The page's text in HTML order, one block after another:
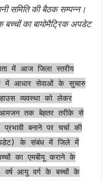
समिति की बैठक सम्पन्न।
का बायोमैट्रिक अपडेट
में आज जिला स्तरीय
में आधार सेवाओं के सुचारु
व्यवस्था को लेकर
तक बेहतर तरीके से
बनाने पर चर्चा की
अपडेट) के संबंध में जिले में
का एमबीयू कराने के
वर्ष आयु वर्ग के बच्चों के